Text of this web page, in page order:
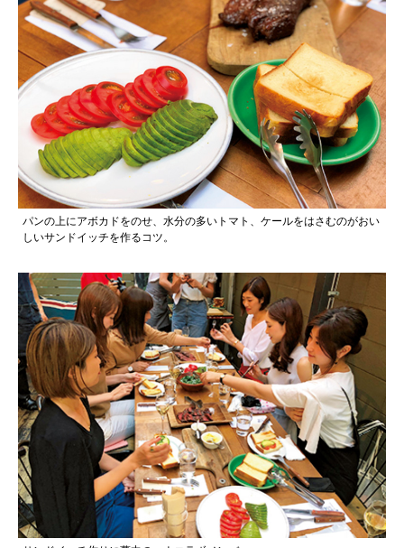
パンの上にアボカドをのせ、水分の多いトマト、ケールをはさむのがおい
しいサンドイッチを作るコツ。